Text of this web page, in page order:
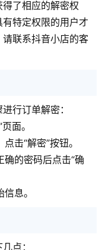
了相应的解密权
特定权限的用户才
联系抖音小店的客
行订单解密：
面。
击“解密”按钮。
的密码后点击“确
息。
点：